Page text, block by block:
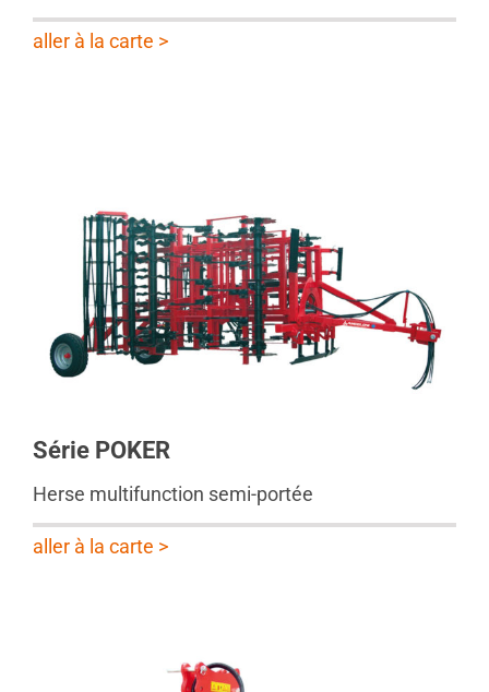
aller à la carte >
Série POKER
Herse multifunction semi-portée
aller à la carte >